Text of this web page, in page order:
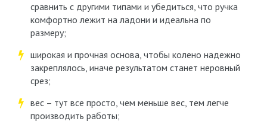
сравнить с другими типами и убедиться, что ручка
комфортно лежит на ладони и идеальна по
размеру;
широкая и прочная основа, чтобы колено надежно
закреплялось, иначе результатом станет неровный
срез;
вес – тут все просто, чем меньше вес, тем легче
производить работы;